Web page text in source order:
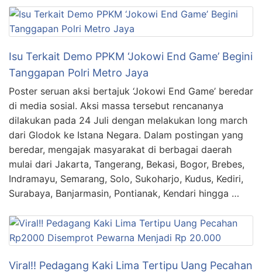
Isu Terkait Demo PPKM ‘Jokowi End Game’ Begini
Tanggapan Polri Metro Jaya
Poster seruan aksi bertajuk ‘Jokowi End Game’ beredar
di media sosial. Aksi massa tersebut rencananya
dilakukan pada 24 Juli dengan melakukan long march
dari Glodok ke Istana Negara. Dalam postingan yang
beredar, mengajak masyarakat di berbagai daerah
mulai dari Jakarta, Tangerang, Bekasi, Bogor, Brebes,
Indramayu, Semarang, Solo, Sukoharjo, Kudus, Kediri,
Surabaya, Banjarmasin, Pontianak, Kendari hingga …
Viral!! Pedagang Kaki Lima Tertipu Uang Pecahan